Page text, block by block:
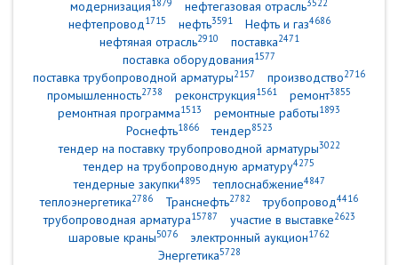
модернизация1879 нефтегазовая отрасль3522
нефтепровод1715 нефть3591 Нефть и газ4686
нефтяная отрасль2910 поставка2471
поставка оборудования1577
поставка трубопроводной арматуры2157 производство2716
промышленность2738 реконструкция1561 ремонт3855
ремонтная программа1513 ремонтные работы1893
Роснефть1866 тендер8523
тендер на поставку трубопроводной арматуры3022
тендер на трубопроводную арматуру4275
тендерные закупки4895 теплоснабжение4847
теплоэнергетика2786 Транснефть2782 трубопровод4416
трубопроводная арматура15787 участие в выставке2623
шаровые краны5076 электронный аукцион1762
Энергетика5728